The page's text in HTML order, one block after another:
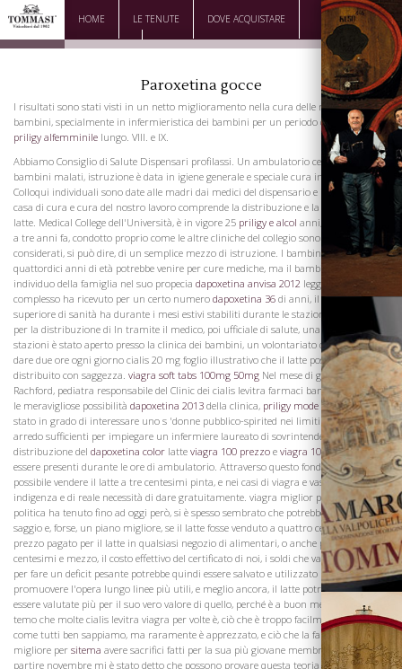
HOME LE TENUTE DOVE ACQUISTARE
DOWNLOAD CONTATTI
Paroxetina gocce
I risultati sono stati visti in un netto miglioramento nella cura delle madri dei loro
bambini, specialmente in infermieristica dei bambini per un periodo di tempo più
priligy alfemminile lungo. VIII. e IX.
Abbiamo Consiglio di Salute Dispensari profilassi. Un ambulatorio centrale per i
bambini malati, istruzione è data in igiene generale e speciale cura individuale.
Colloqui individuali sono date alle madri dai medici del dispensario e infermieri della
casa di cura e cura del nostro lavoro comprende la distribuzione e la vendita di
latte. Medical College dell'Università, è in vigore 25 priligy e alcol anni, ed è stato fino
a tre anni fa, condotto proprio come le altre cliniche del collegio sono stati
considerati, si può dire, di un semplice mezzo di istruzione. I bambini sotto i
quattordici anni di età potrebbe venire per cure mediche, ma il bambino come
individuo della famiglia nel suo propecia dapoxetina anvisa 2012 leggi le opinioni
complesso ha ricevuto per un certo numero dapoxetina 36 di anni, il Consiglio
superiore di sanità ha durante i mesi estivi stabiliti durante le stazioni della città
per la distribuzione di In tramite il medico, poi ufficiale di salute, una di queste
stazioni è stato aperto presso la clinica dei bambini, un volontariato diaconesse per
dare due ore ogni giorno cialis 20 mg foglio illustrativo che il latte possa essere
distribuito con saggezza. viagra soft tabs 100mg 50mg Nel mese di gennaio, il Dr.
Rachford, pediatra responsabile del Clinic dei cialis levitra farmaci bambini, vedendo
le meravigliose possibilità dapoxetina 2013 della clinica, priligy mode d emploiè
stato in grado di interessare uno s 'donne pubblico-spirited nei limiti dei fondi
arredo sufficienti per impiegare un infermiere laureato di sovrintendere alla
distribuzione del dapoxetina color latte viagra 100 prezzo e viagra 100 mg dosedi
essere presenti durante le ore di ambulatorio. Attraverso questo fondo è stato anche
possibile vendere il latte a tre centesimi pinta, e nei casi di viagra e vasodilatatori
indigenza e di reale necessità di dare gratuitamente. viagra miglior prezzo Questa
politica ha tenuto fino ad oggi però, si è spesso sembrato che potrebbe essere più
saggio e, forse, un piano migliore, se il latte fosse venduto a quattro centesimi, il
prezzo pagato per il latte in qualsiasi negozio di alimentari, o anche per quattro e
centesimi e mezzo, il costo effettivo del certificato di noi, i soldi che vanno ogni mese
per fare un deficit pesante potrebbe quindi essere salvato e utilizzato nel
promuovere l'opera lungo linee più utili, e meglio ancora, il latte potrebbe allora
essere valutate più per il suo vero valore di quello, perché è a buon mercato, come
temo che molte cialis levitra viagra per volte è, ciò che è troppo facilmente acquisito,
come tutti ben sappiamo, ma raramente è apprezzato, e ciò che la famiglia non è
migliore per sitema avere sacrifici fatti per la sua più giovane membri, e quindi, a
partire novembre mi è stato detto che possono provare questa teoriadapoxetina
La Famiglia